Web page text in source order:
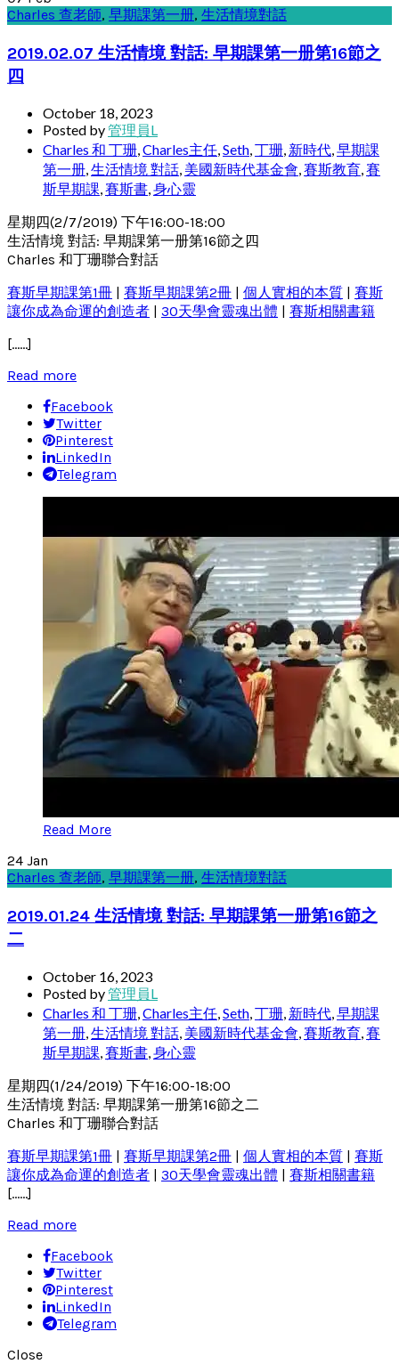
Charles 查老師, 早期課第一册, 生活情境對話
2019.02.07 生活情境 對話: 早期課第一册第16節之
四
October 18, 2023
Posted by管理員L
Charles 和 丁珊,Charles主任,Seth,丁珊, 新時代,早期課
第一册,生活情境 對話, 美國新時代基金會,賽斯教育,賽
斯早期課,賽斯書,身心靈
星期四(2/7/2019) 下午16:00-18:00
生活情境 對話: 早期課第一册第16節之四
Charles 和丁珊聯合對話
賽斯早期課第1冊
賽斯早期課第2冊 個人實相的本質
賽斯
讓你成為命運的創造者
30天學會靈魂出體
賽斯相關書籍
[……]
Read more
Facebook
Twitter
Pinterest
LinkedIn
Telegram
Read More
24 Jan
Charles 查老師, 早期課第一册, 生活情境對話
2019.01.24 生活情境 對話: 早期課第一册第16節之
二
October 16, 2023
Posted by管理員L
Charles 和 丁珊 Charles主任 Seth 丁珊 新時代 早期課
第一册 生活情境 對話 美國新時代基金會 賽斯教育 賽
斯早期課 賽斯書 身心靈
星期四(1/24/2019) 下午16:00-18:00
生活情境 對話: 早期課第一册第16節之二
Charles 和丁珊聯合對話
賽斯早期課第1冊 | 賽斯早期課第2冊 | 個人實相的本質 | 賽斯
讓你成為命運的創造者 | 30天學會靈魂出體 | 賽斯相關書籍
[……]
Read more
Facebook
Twitter
Pinterest
LinkedIn
Telegram
Close